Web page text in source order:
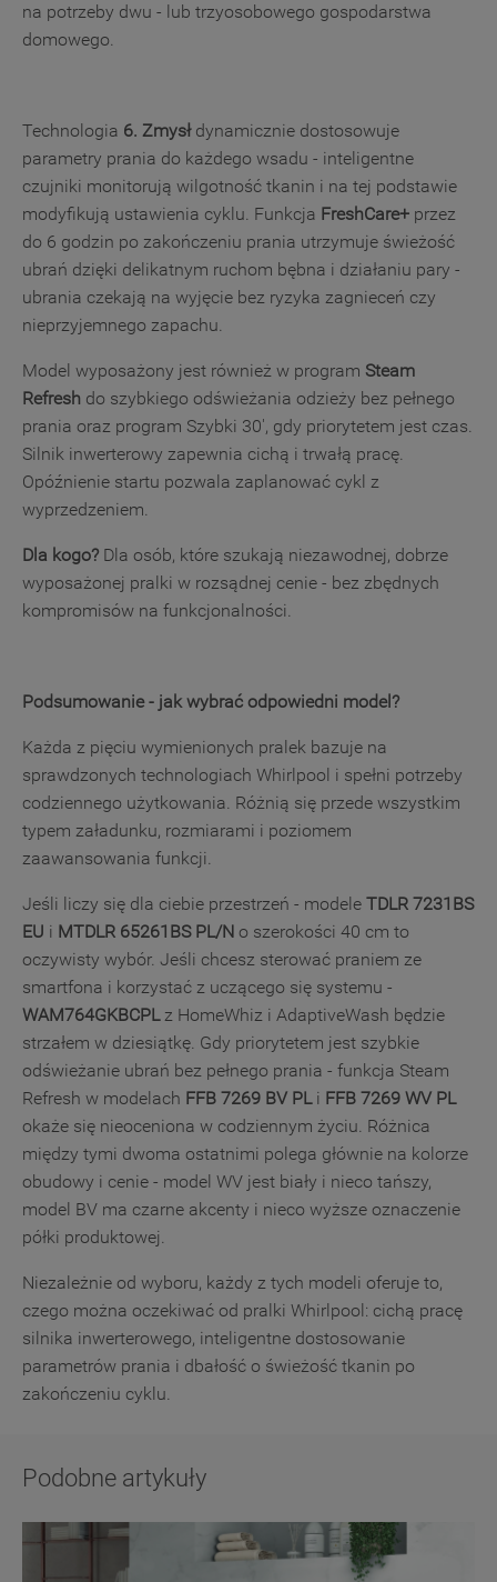
na potrzeby dwu - lub trzyosobowego gospodarstwa
domowego.
Technologia 6. Zmysłdynamicznie dostosowuje
parametry prania do każdego wsadu - inteligentne
czujniki monitorują wilgotność tkanin i na tej podstawie
modyfikują ustawienia cyklu. Funkcja FreshCare+ przez
do 6 godzin po zakończeniu prania utrzymuje świeżość
ubrań dzięki delikatnym ruchom bębna i działaniu pary -
ubrania czekają na wyjęcie bez ryzyka zagnieceń czy
nieprzyjemnego zapachu.
Model wyposażony jest również w program Steam
Refresh do szybkiego odświeżania odzieży bez pełnego
prania oraz program Szybki 30', gdy priorytetem jest czas.
Silnik inwerterowy zapewnia cichą i trwałą pracę.
Opóźnienie startu pozwala zaplanować cykl z
wyprzedzeniem.
Dla kogo? Dla osób, które szukają niezawodnej, dobrze
wyposażonej pralki w rozsądnej cenie - bez zbędnych
kompromisów na funkcjonalności.
Podsumowanie - jak wybrać odpowiedni model?
Każda z pięciu wymienionych pralek bazuje na
sprawdzonych technologiach Whirlpool i spełni potrzeby
codziennego użytkowania. Różnią się przede wszystkim
typem załadunku, rozmiarami i poziomem
zaawansowania funkcji.
Jeśli liczy się dla ciebie przestrzeń - modele TDLR 7231BS
EU i MTDLR 65261BS PL/N o szerokości 40 cm to
oczywisty wybór. Jeśli chcesz sterować praniem ze
smartfona i korzystać z uczącego się systemu -
WAM764GKBCPLz HomeWhiz i AdaptiveWash będzie
strzałem w dziesiątkę. Gdy priorytetem jest szybkie
odświeżanie ubrań bez pełnego prania - funkcja Steam
Refresh w modelach FFB 7269 BV PLi FFB 7269 WV PL
okaże się nieoceniona w codziennym życiu. Różnica
między tymi dwoma ostatnimi polega głównie na kolorze
obudowy i cenie - model WV jest biały i nieco tańszy,
model BV ma czarne akcenty i nieco wyższe oznaczenie
półki produktowej.
Niezależnie od wyboru, każdy z tych modeli oferuje to,
czego można oczekiwać od pralki Whirlpool: cichą pracę
silnika inwerterowego, inteligentne dostosowanie
parametrów prania i dbałość o świeżość tkanin po
zakończeniu cyklu.
Podobne artykuły